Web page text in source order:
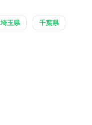
埼玉県 千葉県